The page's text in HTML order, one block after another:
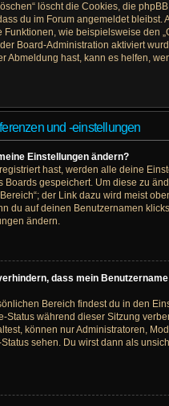
löscht die Cookies, die
du im Forum angemeldet bleibst.
Funktionen, wie beispielsweise den
Board-Administration aktiviert
Abmeldung hast, kann es helfen,
und -einstellungen
Einstellungen ändern?
hast, werden alle deine
Boards gespeichert. Um diese zu
der Link dazu wird meist
du auf deinen Benutzernamen
ändern.
dass mein
Bereich findest du in den
Status während dieser Sitzung
können nur Administratoren,
sehen. Du wirst dann als